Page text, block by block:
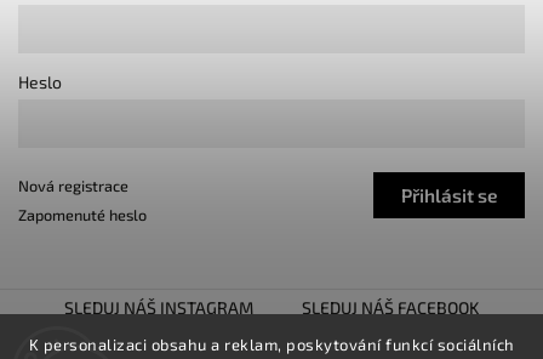
K personalizaci obsahu a reklam, poskytování funkcí sociálních
Heslo
Přihlásit se
Nová registrace
Zapomenuté heslo
SLEDUJ NÁŠ INSTAGRAM
SLEDUJ NÁŠ FACEBOOK
TUNING SHOW TROJHALÍ
SNÍŽENO.CZ